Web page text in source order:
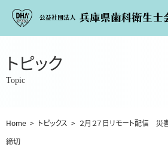
トピック
Topic
Home > トピックス > ２月２７日リモート配信
締切